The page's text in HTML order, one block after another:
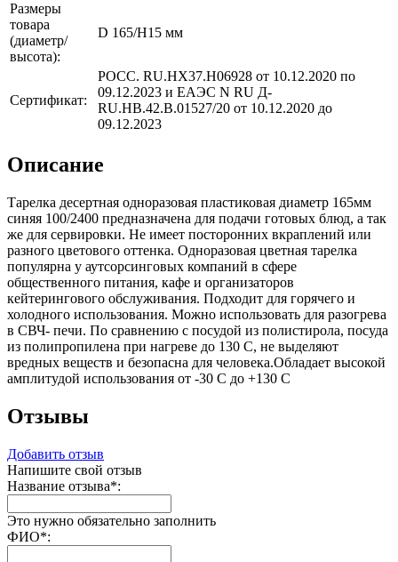
Размеры
товара
(диаметр/
высота):
D 165/H15 мм
Сертификат:
РОСС. RU.НХ37.Н06928 от 10.12.2020 по
09.12.2023 и ЕАЭС N RU Д-
RU.НВ.42.В.01527/20 от 10.12.2020 до
09.12.2023
Описание
Тарелка десертная одноразовая пластиковая диаметр 165мм
синяя 100/2400 предназначена для подачи готовых блюд, а так
же для сервировки. Не имеет посторонних вкраплений или
разного цветового оттенка. Одноразовая цветная тарелка
популярна у аутсорсинговых компаний в сфере
общественного питания, кафе и организаторов
кейтерингового обслуживания. Подходит для горячего и
холодного использования. Можно использовать для разогрева
в СВЧ- печи. По сравнению с посудой из полистирола, посуда
из полипропилена при нагреве до 130 С, не выделяют
вредных веществ и безопасна для человека.Обладает высокой
амплитудой использования от -30 С до +130 С
Отзывы
Добавить отзыв
Напишите свой отзыв
Название отзыва*:
Это нужно обязательно заполнить
ФИО*: